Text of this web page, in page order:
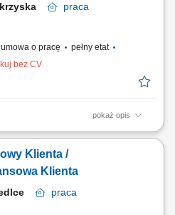
praca
umowa o pracę
pełny etat
bez CV
pokaż opis
w realizacji obowiązków TP
profesjonalnych baz danych i
projektowaniu polityk cen
Klienta /
Klienta
praca